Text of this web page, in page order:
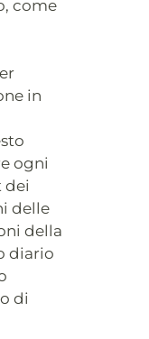
come
in
ogni
dei
delle
della
diario
di